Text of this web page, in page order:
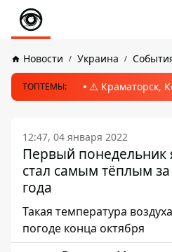
Новости Украина
ТОПТЕМЫ: ⚠️ Краматорск,
12:47, 04 января 2022
Первый понедельник
стал самым тёплым
года
Такая температура
погоде конца октября